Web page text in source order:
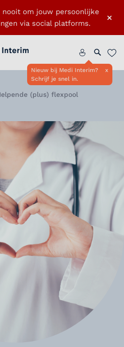
×
nooit om jouw persoonlijke
via social platforms.
Nieuw bij Medi Interim?
Schrijf je snel in.
x
Zoeken
(plus) flexpool